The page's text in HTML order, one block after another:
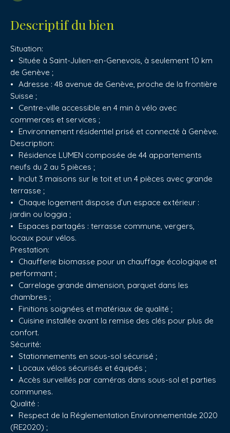
Descriptif du bien
Situation:
Située à Saint-Julien-en-Genevois, à seulement 10 km
de Genève ;
Adresse : 48 avenue de Genève, proche de la frontière
Suisse ;
Centre-ville accessible en 4 min à vélo avec
commerces et services ;
Environnement résidentiel prisé et connecté à Genève.
Description:
Résidence LUMEN composée de 44 appartements
neufs du 2 au 5 pièces ;
Inclut 3 maisons sur le toit et un 4 pièces avec grande
terrasse ;
Chaque logement dispose d’un espace extérieur :
jardin ou loggia ;
Espaces partagés : terrasse commune, vergers,
locaux pour vélos.
Prestation:
Chaufferie biomasse pour un chauffage écologique et
performant ;
Carrelage grande dimension, parquet dans les
chambres ;
Finitions soignées et matériaux de qualité ;
Cuisine installée avant la remise des clés pour plus de
confort.
Sécurité:
Stationnements en sous-sol sécurisé ;
Locaux vélos sécurisés et équipés ;
Accès surveillés par caméras dans sous-sol et parties
communes.
Qualité :
Respect de la Réglementation Environnementale 2020
(RE2020) ;